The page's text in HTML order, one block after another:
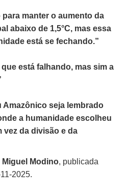
para manter o aumento da
abaixo de 1,5°C, mas essa
está se fechando.”
está falhando, mas sim a
Amazônico seja lembrado
a humanidade escolheu
vez da divisão e da
Miguel Modino, publicada
2025.